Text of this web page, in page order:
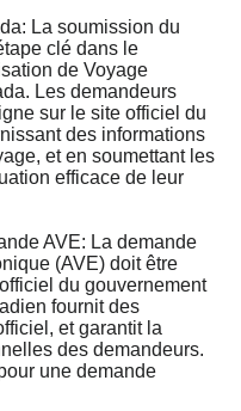
La soumission du
clé dans le
de Voyage
Les demandeurs
sur le site officiel du
des informations
et en soumettant les
efficace de leur
AVE: La demande
(AVE) doit être
du gouvernement
fournit des
et garantit la
des demandeurs.
une demande